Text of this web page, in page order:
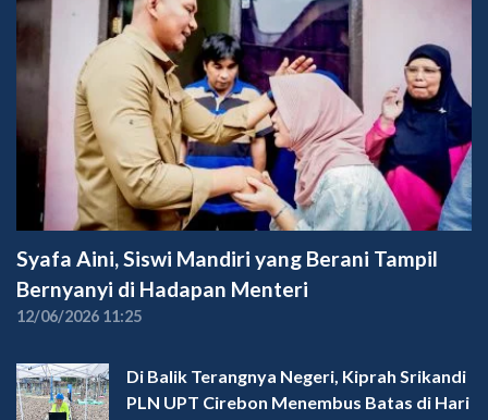
Syafa Aini, Siswi Mandiri yang Berani Tampil
Bernyanyi di Hadapan Menteri
12/06/2026 11:25
Di Balik Terangnya Negeri, Kiprah Srikandi
PLN UPT Cirebon Menembus Batas di Hari